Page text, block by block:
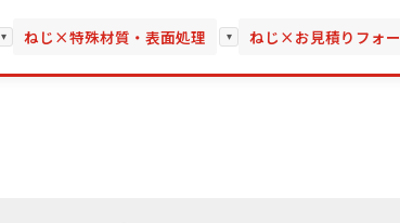
▾ ねじ×特殊材質・表面処理 ▾ ねじ×お見積りフォ